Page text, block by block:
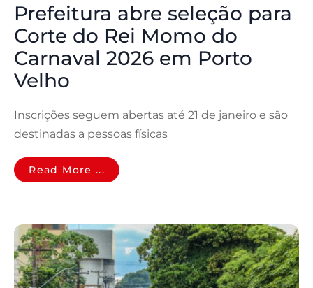
Prefeitura abre seleção para
Corte do Rei Momo do
Carnaval 2026 em Porto
Velho
Inscrições seguem abertas até 21 de janeiro e são
destinadas a pessoas físicas
Read More ...